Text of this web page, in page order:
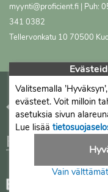
myynti@proficient.fi | Puh:
341 0382
Tellervonkatu 10 70500
Valitsemalla
evästeet. Voit milloin
asetuksia sivun
Lue lisää
Vain